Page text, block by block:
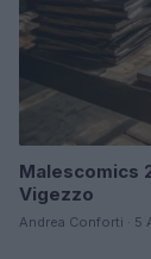
Malescomics
Vigezzo
Andrea Conforti · 5